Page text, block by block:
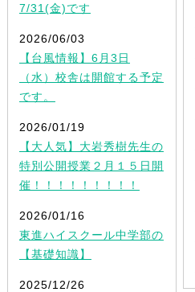
7/31(金)です
2026/06/03
【台風情報】6月3日
（水）校舎は開館する予定
です。
2026/01/19
【大人気】大岩秀樹先生の
特別公開授業２月１５日開
催！！！！！！！！！
2026/01/16
東進ハイスクール中学部の
【基礎知識】
2025/12/26